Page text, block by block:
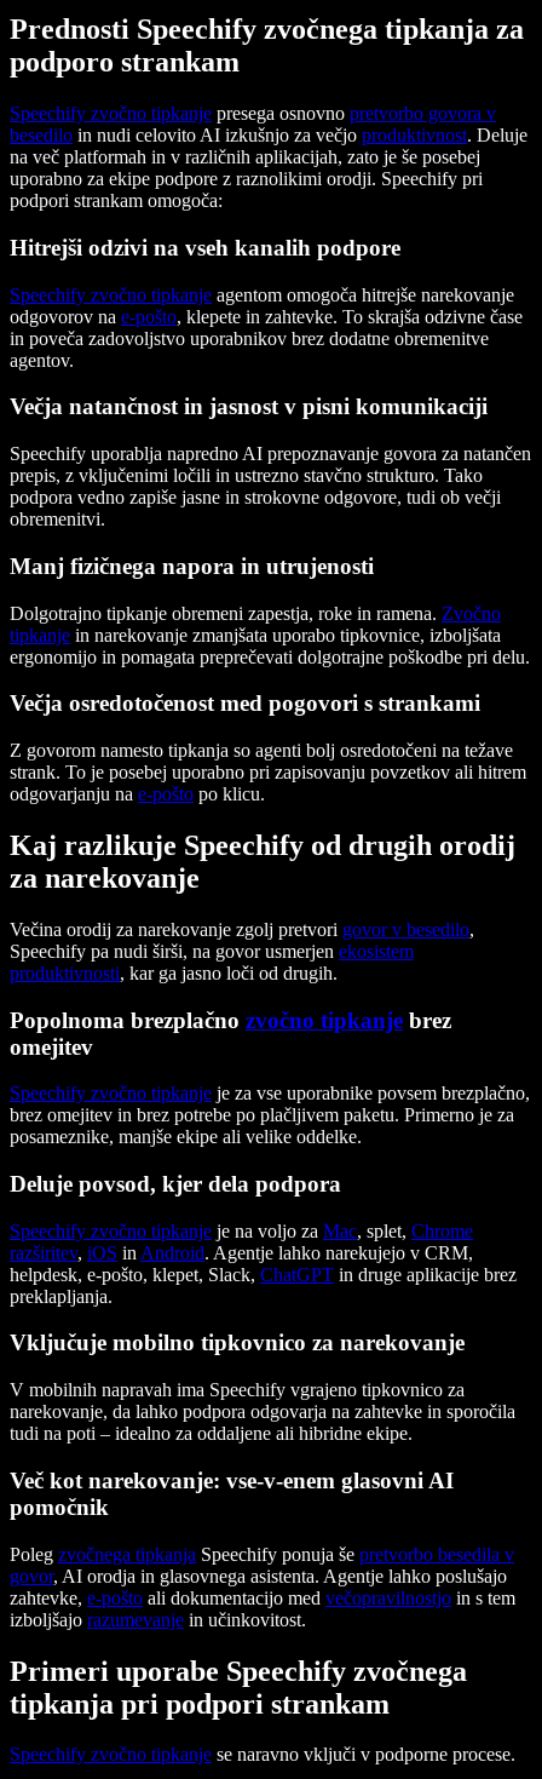
Prednosti Speechify zvočnega tipkanja za
podporo strankam
Speechify zvočno tipkanje presega osnovno pretvorbo govora v
besedilo in nudi celovito AI izkušnjo za večjo produktivnost. Deluje
na več platformah in v različnih aplikacijah, zato je še posebej
uporabno za ekipe podpore z raznolikimi orodji. Speechify pri
podpori strankam omogoča:
Hitrejši odzivi na vseh kanalih podpore
Speechify zvočno tipkanje agentom omogoča hitrejše narekovanje
odgovorov na e-pošto, klepete in zahtevke. To skrajša odzivne čase
in poveča zadovoljstvo uporabnikov brez dodatne obremenitve
agentov.
Večja natančnost in jasnost v pisni komunikaciji
Speechify uporablja napredno AI prepoznavanje govora za natančen
prepis, z vključenimi ločili in ustrezno stavčno strukturo. Tako
podpora vedno zapiše jasne in strokovne odgovore, tudi ob večji
obremenitvi.
Manj fizičnega napora in utrujenosti
Dolgotrajno tipkanje obremeni zapestja, roke in ramena. Zvočno
tipkanje in narekovanje zmanjšata uporabo tipkovnice, izboljšata
ergonomijo in pomagata preprečevati dolgotrajne poškodbe pri delu.
Večja osredotočenost med pogovori s strankami
Z govorom namesto tipkanja so agenti bolj osredotočeni na težave
strank. To je posebej uporabno pri zapisovanju povzetkov ali hitrem
odgovarjanju na e-pošto po klicu.
Kaj razlikuje Speechify od drugih orodij
za narekovanje
Večina orodij za narekovanje zgolj pretvori govor v besedilo,
Speechify pa nudi širši, na govor usmerjen ekosistem
produktivnosti, kar ga jasno loči od drugih.
Popolnoma brezplačno zvočno tipkanje brez
omejitev
Speechify zvočno tipkanje je za vse uporabnike povsem brezplačno,
brez omejitev in brez potrebe po plačljivem paketu. Primerno je za
posameznike, manjše ekipe ali velike oddelke.
Deluje povsod, kjer dela podpora
Speechify zvočno tipkanje je na voljo za Mac, splet, Chrome
razširitev, iOS in Android. Agentje lahko narekujejo v CRM,
helpdesk, e-pošto, klepet, Slack, ChatGPT in druge aplikacije brez
preklapljanja.
Vključuje mobilno tipkovnico za narekovanje
V mobilnih napravah ima Speechify vgrajeno tipkovnico za
narekovanje, da lahko podpora odgovarja na zahtevke in sporočila
tudi na poti – idealno za oddaljene ali hibridne ekipe.
Več kot narekovanje: vse-v-enem glasovni AI
pomočnik
Poleg zvočnega tipkanja Speechify ponuja še pretvorbo besedila v
govor, AI orodja in glasovnega asistenta. Agentje lahko poslušajo
zahtevke, e-pošto ali dokumentacijo med večopravilnostjo in s tem
izboljšajo razumevanje in učinkovitost.
Primeri uporabe Speechify zvočnega
tipkanja pri podpori strankam
Speechify zvočno tipkanje se naravno vključi v podporne procese.